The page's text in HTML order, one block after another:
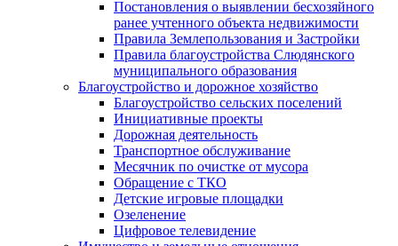
Постановления о выявлении бесхозяйного
ранее учтенного объекта недвижимости
Правила Землепользования и Застройки
Правила благоустройства Слюдянского
муниципального образования
Благоустройство и дорожное хозяйство
Благоустройство сельских поселений
Инициативные проекты
Дорожная деятельность
Транспортное обслуживание
Месячник по очистке от мусора
Обращение с ТКО
Детские игровые площадки
Озеленение
Цифровое телевидение